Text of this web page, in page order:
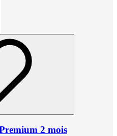
2 mois